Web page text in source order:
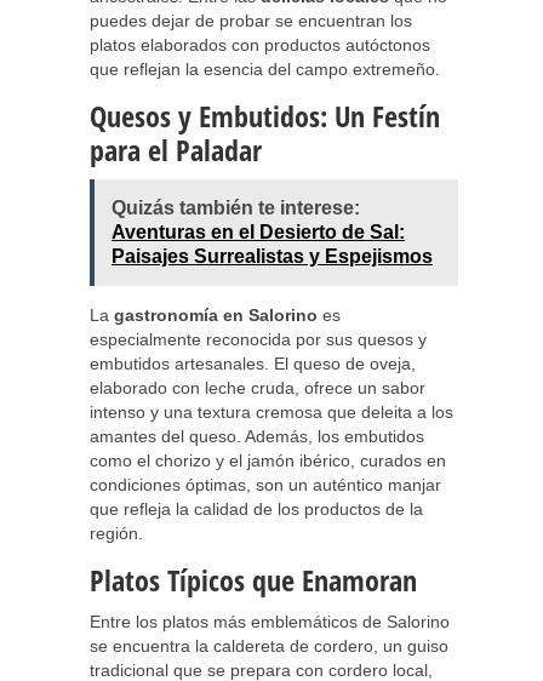
puedes dejar de probar se encuentran los
platos elaborados con productos autóctonos
que reflejan la esencia del campo extremeño.
Quesos y Embutidos: Un Festín
para el Paladar
Quizás también te interese:
Aventuras en el Desierto de Sal:
Paisajes Surrealistas y Espejismos
La gastronomía en Salorino es
especialmente reconocida por sus quesos y
embutidos artesanales. El queso de oveja,
elaborado con leche cruda, ofrece un sabor
intenso y una textura cremosa que deleita a los
amantes del queso. Además, los embutidos
como el chorizo y el jamón ibérico, curados en
condiciones óptimas, son un auténtico manjar
que refleja la calidad de los productos de la
región.
Platos Típicos que Enamoran
Entre los platos más emblemáticos de Salorino
se encuentra la caldereta de cordero, un guiso
tradicional que se prepara con cordero local,